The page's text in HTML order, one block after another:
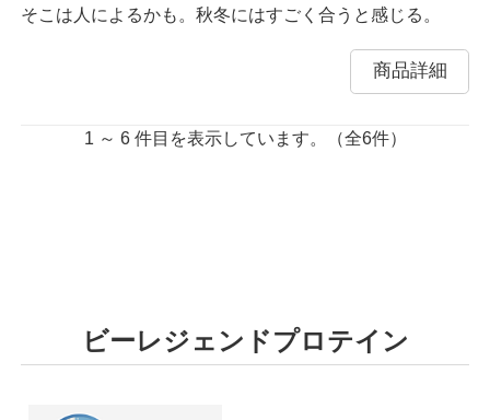
そこは人によるかも。秋冬にはすごく合うと感じる。
商品詳細
1 ～ 6 件目を表示しています。（全6件）
ビーレジェンドプロテイン